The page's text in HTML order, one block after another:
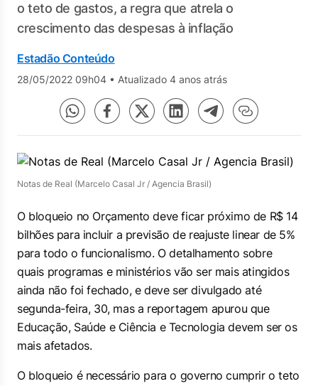
o teto de gastos, a regra que atrela o
crescimento das despesas à inflação
Estadão Conteúdo
28/05/2022 09h04 • Atualizado 4 anos atrás
Notas de Real (Marcelo Casal Jr / Agencia Brasil)
O bloqueio no Orçamento deve ficar próximo de R$ 14
bilhões para incluir a previsão de reajuste linear de 5%
para todo o funcionalismo. O detalhamento sobre
quais programas e ministérios vão ser mais atingidos
ainda não foi fechado, e deve ser divulgado até
segunda-feira, 30, mas a reportagem apurou que
Educação, Saúde e Ciência e Tecnologia devem ser os
mais afetados.
O bloqueio é necessário para o governo cumprir o teto